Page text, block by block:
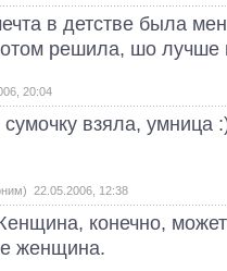
в детстве была
решила, шо лучше
20:04
сумочку взяла, умница
22.05.2006, 12:38
конечно,
женщина.